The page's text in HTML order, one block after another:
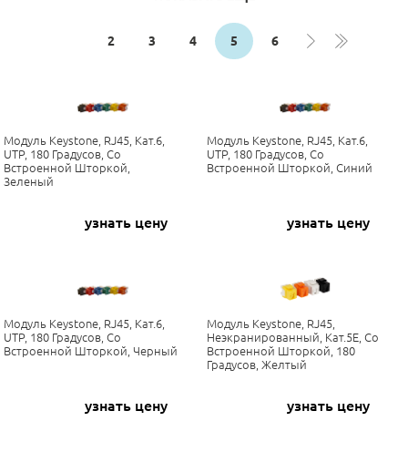
2 3 4 5 6
Модуль Keystone, RJ45, Кат.6,
UTP, 180 Градусов, Со
Встроенной Шторкой,
Зеленый
узнать цену
Модуль Keystone, RJ45, Кат.6,
UTP, 180 Градусов, Со
Встроенной Шторкой, Синий
узнать цену
Модуль Keystone, RJ45, Кат.6,
UTP, 180 Градусов, Со
Встроенной Шторкой, Черный
узнать цену
Модуль Keystone, RJ45,
Неэкранированный, Кат.5E, Со
Встроенной Шторкой, 180
Градусов, Желтый
узнать цену